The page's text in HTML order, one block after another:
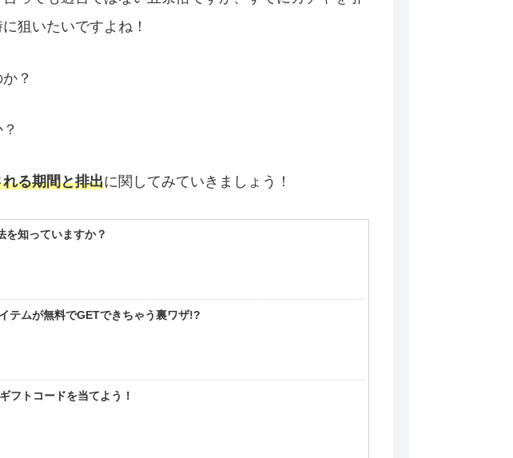
狙いたいですよね！
？
る期間と排出に関してみていきましょう！
を知っていますか？
テムが無料でGETできちゃう裏ワザ!?
フトコードを当てよう！